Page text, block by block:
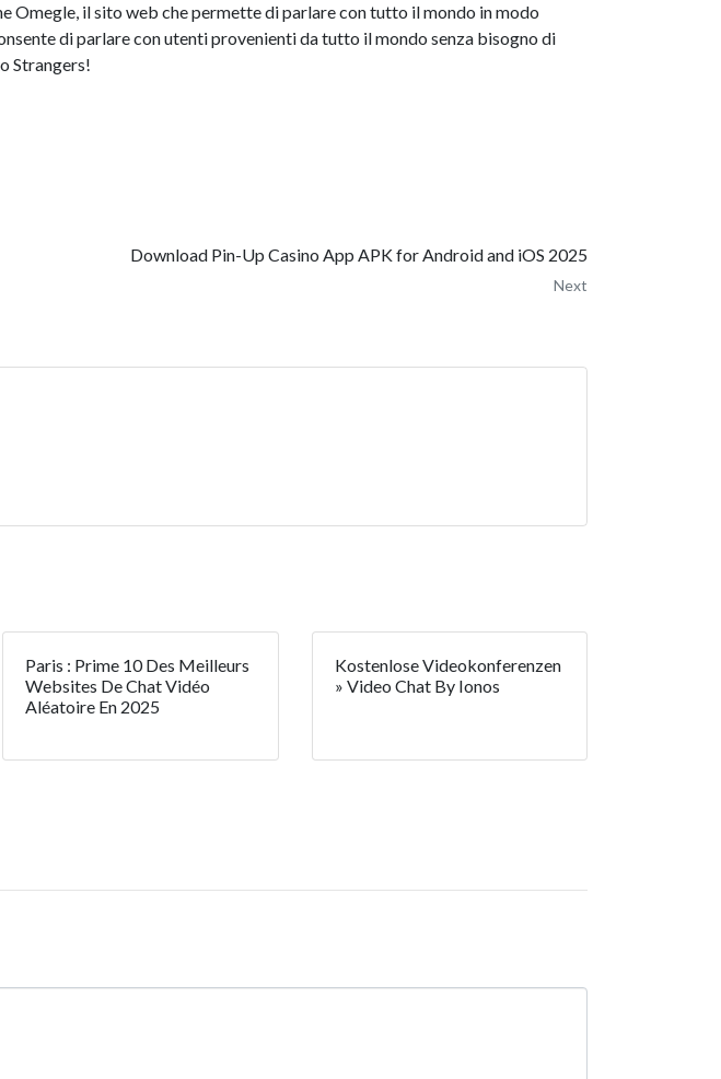
Omegle, il sito web che permette di parlare con tutto il mondo in modo
di parlare con utenti provenienti da tutto il mondo senza bisogno di
Strangers!
Download Pin-Up Casino App APK for Android and iOS 2025
Next
Paris : Prime 10 Des Meilleurs
Websites De Chat Vidéo
Aléatoire En 2025
Kostenlose Videokonferenzen
» Video Chat By Ionos